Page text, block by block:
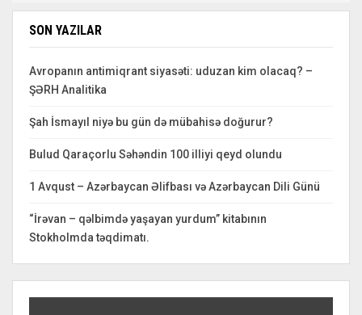
SON YAZILAR
Avropanın antimiqrant siyasəti: uduzan kim olacaq? –
ŞƏRH Analitika
Şah İsmayıl niyə bu gün də mübahisə doğurur?
Bulud Qaraçorlu Səhəndin 100 illiyi qeyd olundu
1 Avqust – Azərbaycan Əlifbası və Azərbaycan Dili Günü
“İrəvan – qəlbimdə yaşayan yurdum” kitabının
Stokholmda təqdimatı.